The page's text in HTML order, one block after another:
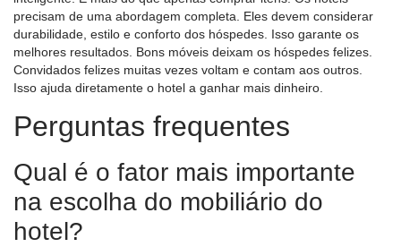
precisam de uma abordagem completa. Eles devem considerar
durabilidade, estilo e conforto dos hóspedes. Isso garante os
melhores resultados. Bons móveis deixam os hóspedes felizes.
Convidados felizes muitas vezes voltam e contam aos outros.
Isso ajuda diretamente o hotel a ganhar mais dinheiro.
Perguntas frequentes
Qual é o fator mais importante
na escolha do mobiliário do
hotel?